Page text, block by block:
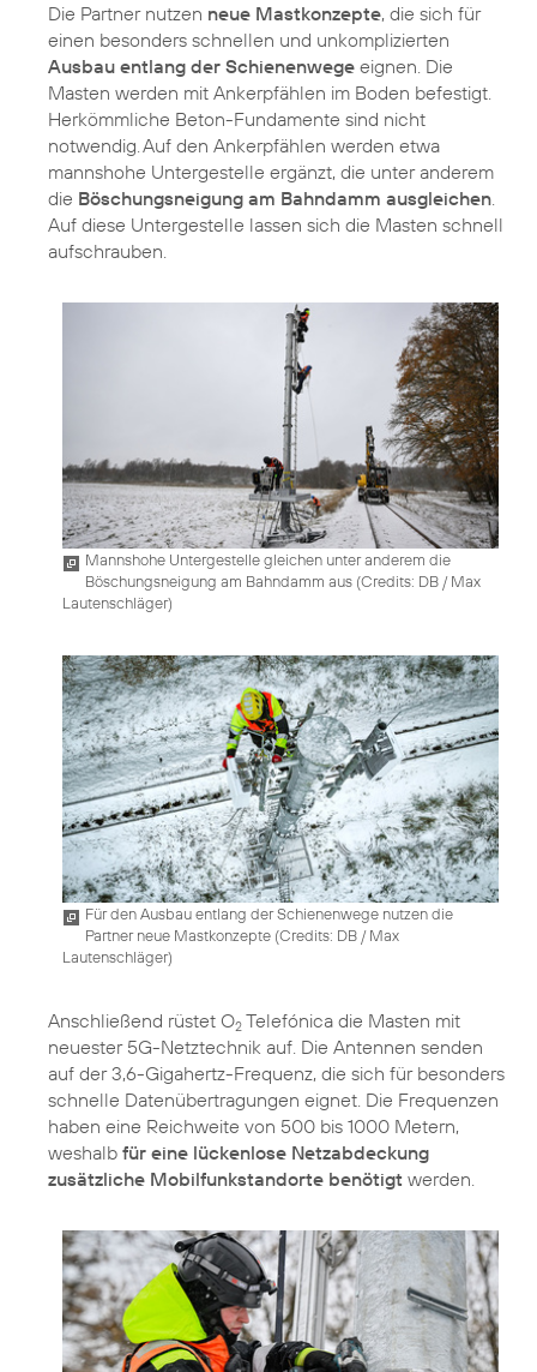
Die Partner nutzen neue Mastkonzepte, die sich für
einen besonders schnellen und unkomplizierten
Ausbau entlang der Schienenwege eignen. Die
Masten werden mit Ankerpfählen im Boden befestigt.
Herkömmliche Beton-Fundamente sind nicht
notwendig. Auf den Ankerpfählen werden etwa
mannshohe Untergestelle ergänzt, die unter anderem
die Böschungsneigung am Bahndamm ausgleichen.
Auf diese Untergestelle lassen sich die Masten schnell
aufschrauben.
Mannshohe Untergestelle gleichen unter anderem die
Böschungsneigung am Bahndamm aus (Credits: DB / Max
Lautenschläger)
Für den Ausbau entlang der Schienenwege nutzen die
Partner neue Mastkonzepte (Credits: DB / Max
Lautenschläger)
Anschließend rüstet O2 Telefónica die Masten mit
neuester 5G-Netztechnik auf. Die Antennen senden
auf der 3,6-Gigahertz-Frequenz, die sich für besonders
schnelle Datenübertragungen eignet. Die Frequenzen
haben eine Reichweite von 500 bis 1000 Metern,
weshalb für eine lückenlose Netzabdeckung
zusätzliche Mobilfunkstandorte benötigt werden.